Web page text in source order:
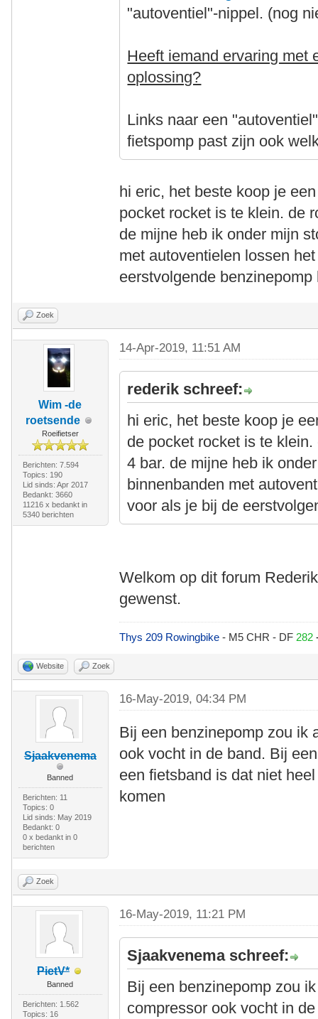
"autoventiel"-nippel. (nog
Heeft iemand ervaring met
oplossing?
Links naar een
fietspomp past zijn ook
hi eric, het beste koop je
pocket rocket is te klein. de
de mijne heb ik onder mijn
met autoventielen lossen
eerstvolgende
Zoek
Wim -de
roetsende
Roeifietser
Berichten: 7.594
Topics: 190
Lid sinds: Apr 2017
Bedankt: 3660
11216 x bedankt in
5340 berichten
14-Apr-2019, 11:51 AM
rederik schreef:
hi eric, het beste koop je
de pocket rocket is te
4 bar. de mijne heb ik
binnenbanden met
voor als je bij de
Welkom op dit forum
gewenst.
Thys 209 Rowingbike- M5 CHR - DF 282
Website Zoek
Sjaakvenema
Banned
Berichten: 11
Topics: 0
Lid sinds: May 2019
Bedankt: 0
0 x bedankt in 0
berichten
16-May-2019, 04:34 PM
Bij een benzinepomp zou ik
ook vocht in de band. Bij
een fietsband is dat niet
komen
Zoek
PietV*
Banned
Berichten: 1.562
Topics: 16
16-May-2019, 11:21 PM
Sjaakvenema schreef:
Bij een benzinepomp zou
compressor ook vocht in